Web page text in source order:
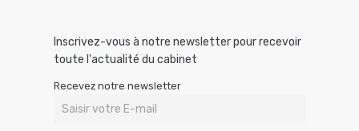
Inscrivez-vous à notre newsletter pour recevoir
toute l'actualité du cabinet
Recevez notre newsletter